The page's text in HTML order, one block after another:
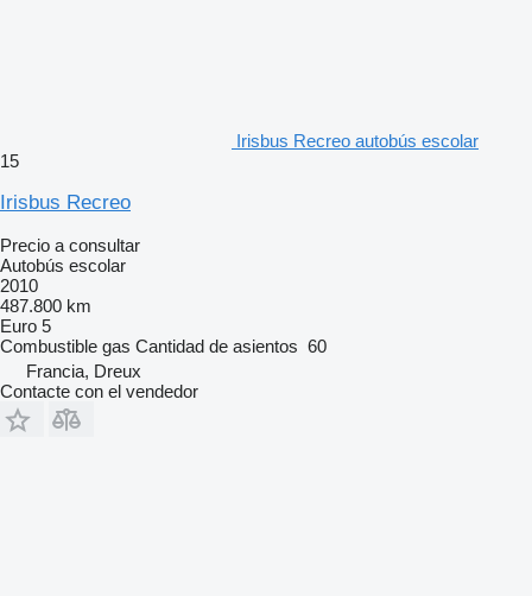
Irisbus Recreo autobús escolar
15
Irisbus Recreo
Precio a consultar
Autobús escolar
2010
487.800 km
Euro 5
Combustible gas Cantidad de asientos 60
Francia, Dreux
Contacte con el vendedor